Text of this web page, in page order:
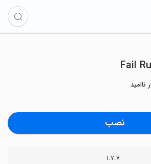
Fail
ناامید
نصب
۱.۷.۷